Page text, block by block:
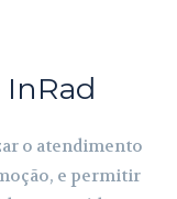
o atendimento
e permitir